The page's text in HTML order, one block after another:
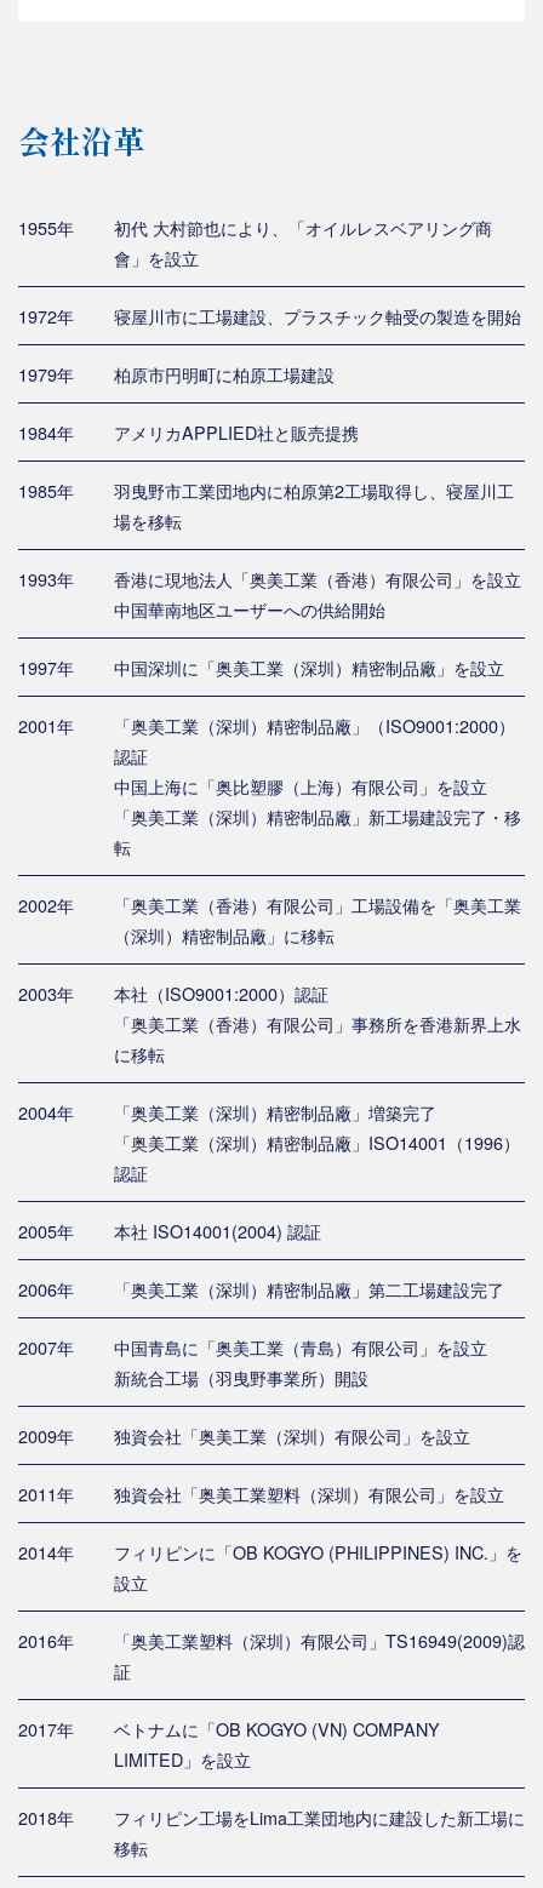
会社沿革
1955年
初代 大村節也により、「オイルレスベアリング商
會」を設立
1972年 寝屋川市に工場建設、プラスチック軸受の製造を開始
1979年 柏原市円明町に柏原工場建設
1984年 アメリカAPPLIED社と販売提携
1985年
羽曳野市工業団地内に柏原第2工場取得し、寝屋川工
場を移転
1993年
香港に現地法人「奥美工業（香港）有限公司」を設立
中国華南地区ユーザーへの供給開始
1997年 中国深圳に「奥美工業（深圳）精密制品廠」を設立
2001年
「奥美工業（深圳）精密制品廠」（ISO9001:2000）
認証
中国上海に「奥比塑膠（上海）有限公司」を設立
「奥美工業（深圳）精密制品廠」新工場建設完了・移
転
2002年
「奥美工業（香港）有限公司」工場設備を「奥美工業
（深圳）精密制品廠」に移転
2003年
本社（ISO9001:2000）認証
「奥美工業（香港）有限公司」事務所を香港新界上水
に移転
2004年
「奥美工業（深圳）精密制品廠」増築完了
「奥美工業（深圳）精密制品廠」ISO14001（1996）
認証
2005年 本社 ISO14001(2004) 認証
2006年 「奥美工業（深圳）精密制品廠」第二工場建設完了
2007年
中国青島に「奥美工業（青島）有限公司」を設立
新統合工場（羽曳野事業所）開設
2009年 独資会社「奥美工業（深圳）有限公司」を設立
2011年 独資会社「奥美工業塑料（深圳）有限公司」を設立
2014年
フィリピンに「OB KOGYO (PHILIPPINES) INC.」を
設立
2016年
「奥美工業塑料（深圳）有限公司」TS16949(2009)認
証
2017年
ベトナムに「OB KOGYO (VN) COMPANY
LIMITED」を設立
2018年
フィリピン工場をLima工業団地内に建設した新工場に
移転